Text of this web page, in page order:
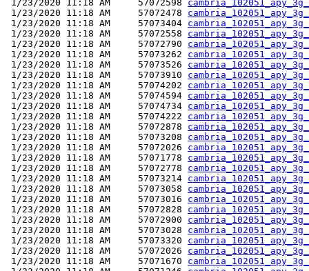
1/23/2020 11:18 AM     57072598
1/23/2020 11:18 AM     57072478
1/23/2020 11:18 AM     57073404
1/23/2020 11:18 AM     57072558
1/23/2020 11:18 AM     57072790
1/23/2020 11:18 AM     57073262
1/23/2020 11:18 AM     57073526
1/23/2020 11:18 AM     57073910
1/23/2020 11:18 AM     57074202
1/23/2020 11:18 AM     57074594
1/23/2020 11:18 AM     57074734
1/23/2020 11:18 AM     57074222
1/23/2020 11:18 AM     57072878
1/23/2020 11:18 AM     57073208
1/23/2020 11:18 AM     57072026
1/23/2020 11:18 AM     57071778
1/23/2020 11:18 AM     57072778
1/23/2020 11:18 AM     57073214
1/23/2020 11:18 AM     57073058
1/23/2020 11:18 AM     57073016
1/23/2020 11:18 AM     57072828
1/23/2020 11:18 AM     57072900
1/23/2020 11:18 AM     57073028
1/23/2020 11:18 AM     57073320
1/23/2020 11:18 AM     57072026
1/23/2020 11:18 AM     57071670